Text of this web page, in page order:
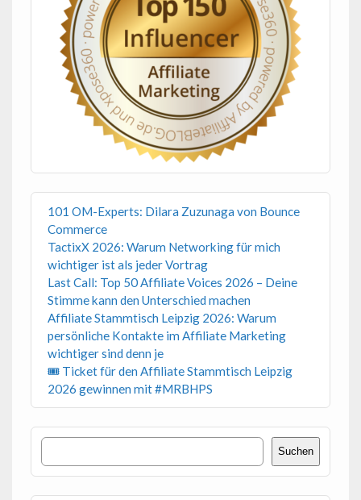
101 OM-Experts: Dilara Zuzunaga von Bounce
Commerce
TactixX 2026: Warum Networking für mich
wichtiger ist als jeder Vortrag
Last Call: Top 50 Affiliate Voices 2026 – Deine
Stimme kann den Unterschied machen
Affiliate Stammtisch Leipzig 2026: Warum
persönliche Kontakte im Affiliate Marketing
wichtiger sind denn je
🎟 Ticket für den Affiliate Stammtisch Leipzig
2026 gewinnen mit #MRBHPS
Suchen
Suchen